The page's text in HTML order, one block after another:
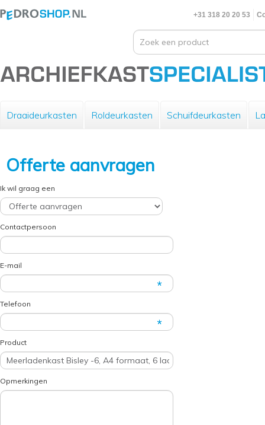
+31 318 20 20 53
Draaideurkasten Roldeurkasten Schuifdeurkasten
Offerte aanvragen
Ik wil graag een
Contactpersoon
E-mail
Telefoon
Product
Opmerkingen